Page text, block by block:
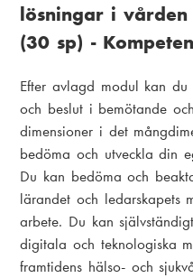
lösningar i
(30 sp) -
Efter avlagd modul kan
och beslut i bemötande
dimensioner i det
bedöma och utveckla din
Du kan bedöma och
lärandet och ledarskapets
arbete. Du kan
digitala och teknologiska
framtidens hälso- och